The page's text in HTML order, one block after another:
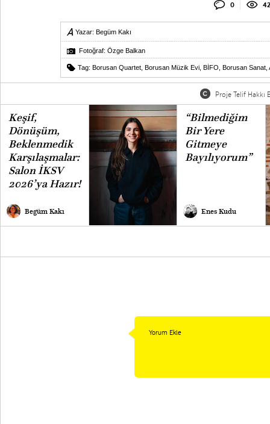
0
Yazar: Begüm Kakı
Fotoğraf: Özge Balkan
Tag: Borusan Quartet Borusan Müzik Evi BİFO Borusan Sanat
Proje Telif Hakkı
Keşif,
Dönüşüm,
Beklenmedik
Karşılaşmalar:
Salon İKSV
2026’ya Hazır!
Begüm Kakı
“Bilmediğim
Bir Yere
Gitmeye
Bayılıyorum”
Enes Kudu